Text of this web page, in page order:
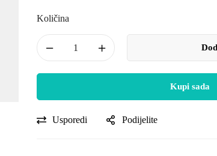
Količina
Kupi sada
Usporedi Podijelite